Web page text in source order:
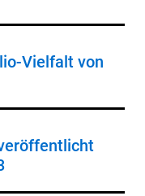
Vielfalt von